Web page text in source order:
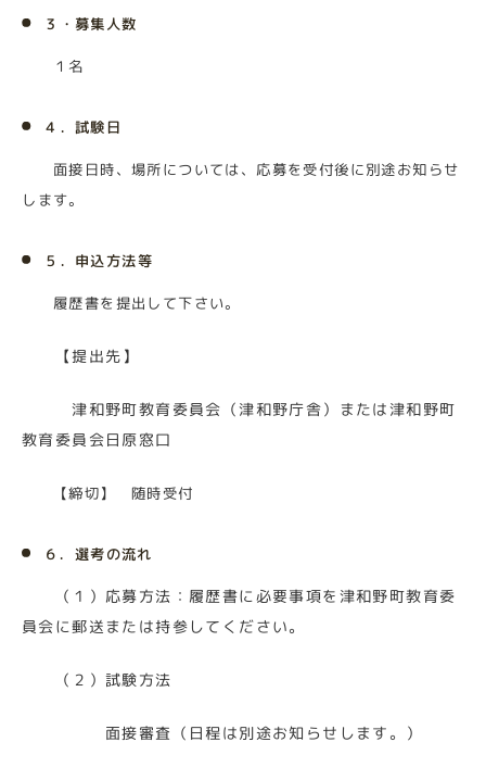
３・募集人数
１名
４．試験日
面接日時、場所については、応募を受付後に別途お知らせ
します。
５．申込方法等
履歴書を提出して下さい。
【提出先】
津和野町教育委員会（津和野庁舎）または津和野町
教育委員会日原窓口
【締切】 随時受付
６．選考の流れ
（１）応募方法：履歴書に必要事項を津和野町教育委
員会に郵送または持参してください。
（２）試験方法
面接審査（日程は別途お知らせします。 ）